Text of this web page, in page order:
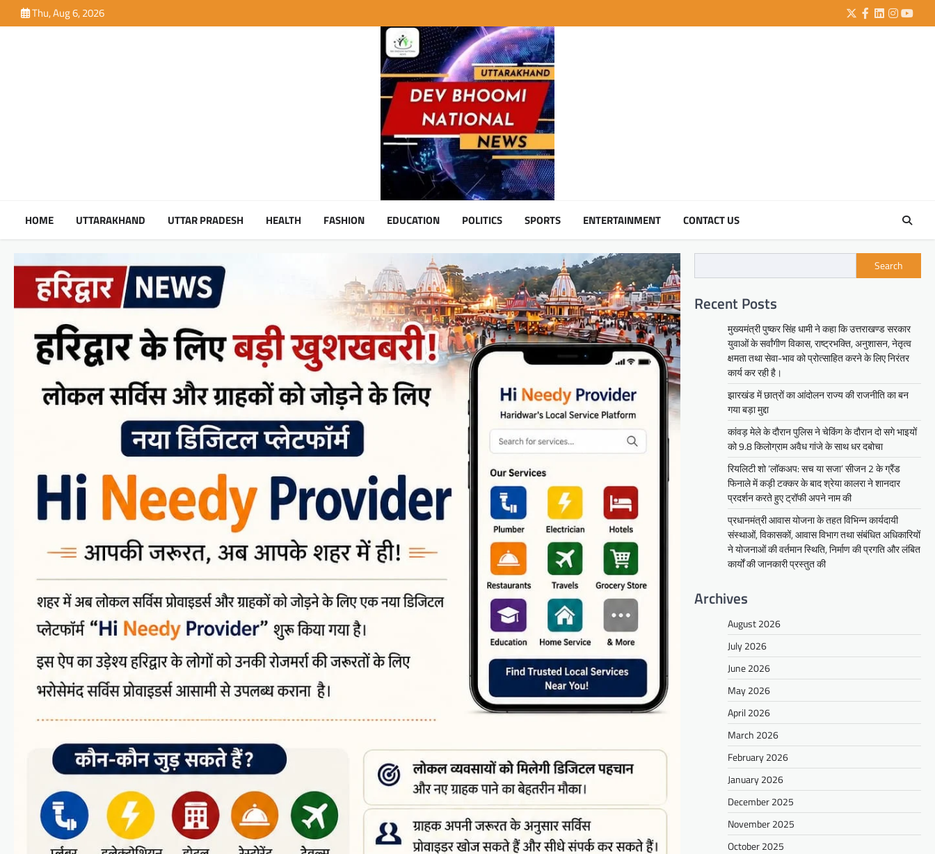
to
Thu, Aug 6, 2026 Twitter
Facebook
LinkedIn
HOME UTTARAKHAND UTTAR PRADESH HEALTH FASHION EDUCATION POLITICS SPORTS ENTERTAINMENT CONTACT US
Search
Recent Posts
मुख्यमंत्री पुष्कर सिंह धामी ने कहा कि उत्तराखण्ड सरकार
युवाओं के सर्वांगीण विकास, राष्ट्रभक्ति, अनुशासन, नेतृत्व
क्षमता तथा सेवा-भाव को प्रोत्साहित करने के लिए निरंतर
कार्य कर रही है।
झारखंड में छात्रों का आंदोलन राज्य की राजनीति का बन
गया बड़ा मुद्दा
कांवड़ मेले के दौरान पुलिस ने चेकिंग के दौरान दो सगे भाइयों
को 9.8 किलोग्राम अवैध गांजे के साथ धर दबोचा
रियलिटी शो ‘लॉकअप: सच या सजा’ सीजन 2 के ग्रैंड
फिनाले में कड़ी टक्कर के बाद श्रेया कालरा ने शानदार
प्रदर्शन करते हुए ट्रॉफी अपने नाम की
प्रधानमंत्री आवास योजना के तहत विभिन्न कार्यदायी
संस्थाओं, विकासकों, आवास विभाग तथा संबंधित अधिकारियों
ने योजनाओं की वर्तमान स्थिति, निर्माण की प्रगति और लंबित
कार्यों की जानकारी प्रस्तुत की
Archives
August 2026
July 2026
June 2026
May 2026
April 2026
March 2026
February 2026
January 2026
December 2025
November 2025
October 2025